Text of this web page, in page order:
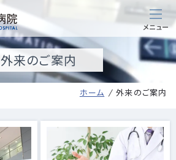
外来のご案内
ホーム 外来のご案内